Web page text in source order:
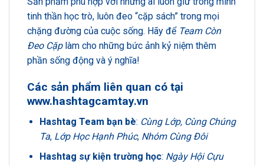
tinh thần học trò, luôn đeo “cặp sách” trong mọi
chặng đường của cuộc sống. Hãy để Team Còn
Đeo Cặplàm cho những bức ảnh kỷ niệm thêm
phần sống động và ý nghĩa!
Các sản phẩm liên quan có tại
www.hashtagcamtay.vn
Hashtag Team bạn bè: Cùng Lớp, Cùng Chúng
Ta, Lớp Học Hạnh Phúc, Nhóm Cùng Đôi
Hashtag sự kiện trường học: Ngày Hội Cựu